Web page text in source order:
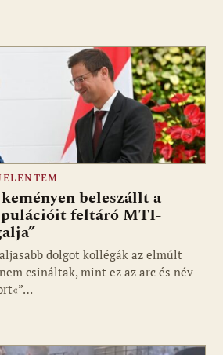
beleszállt a
feltáró MTI-
dolgot kollégák az elmúlt
csináltak, mint ez az arc és név